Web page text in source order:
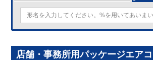
店舗・事務所用パッケージエア